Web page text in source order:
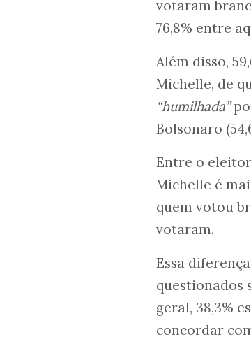
votaram
76,8% entre
Além disso,
Michelle, de
“humilhada”
Bolsonaro
Entre o
Michelle é
quem votou
votaram.
Essa
questionados
geral, 38,3%
concordar